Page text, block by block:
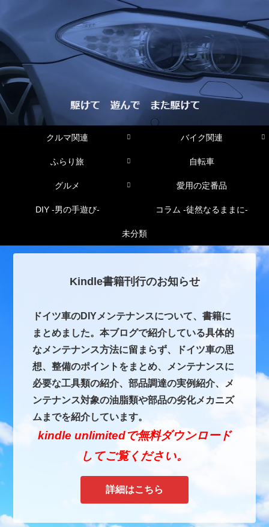
クルマ関連 バイク関連
ふらり旅 自転車
グルメ 愛用の定番品
DIY -男の手遊び- コラム -徒然なるままに-
未分類
Kindle書籍刊行のお知らせ
ドイツ車のDIYメンテナンスについて、書籍に
まとめました。本ブログで紹介している具体的
なメンテナンス方法に留まらず、ドイツ車の思
想、整備のポイントをまとめ、メンテナンスに
必要な工具類の紹介、部品調達の実例紹介、メ
ンテナンス対象の油脂類や部品の劣化メカニズ
ムまでを紹介しています。
kindle unlimitedで無料ダウンロード
してご覧ください。
詳細はこちら